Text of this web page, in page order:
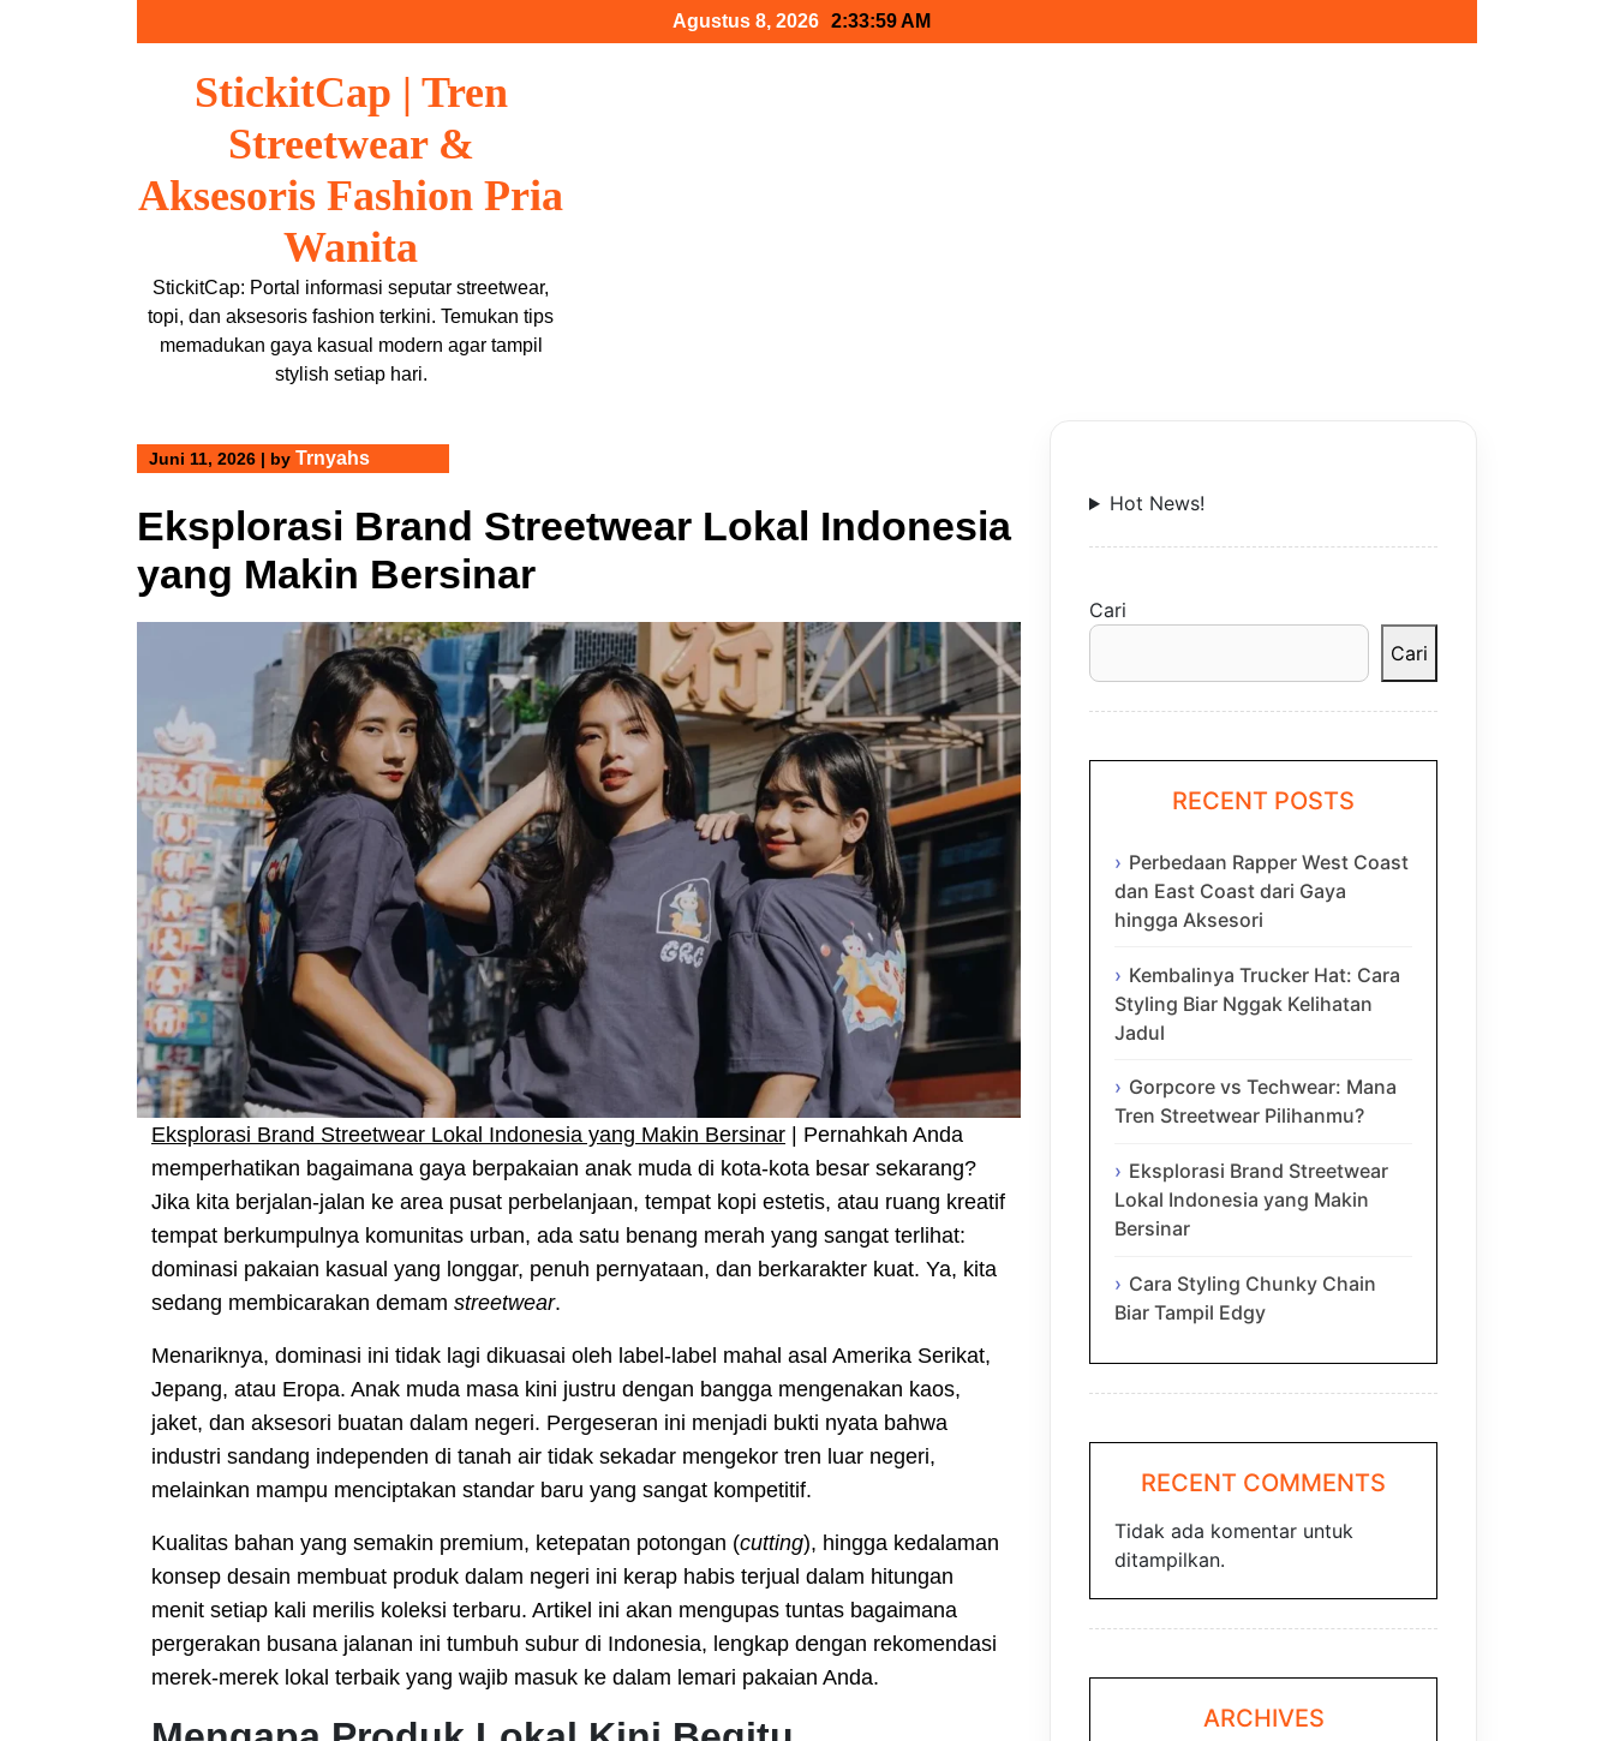
Agustus 8, 2026 2:34:00 AM
StickitCap | Tren
Streetwear &
Aksesoris Fashion Pria
Wanita
StickitCap: Portal informasi seputar streetwear,
topi, dan aksesoris fashion terkini. Temukan tips
memadukan gaya kasual modern agar tampil
stylish setiap hari.
Juni 11, 2026 | by Trnyahs
Eksplorasi Brand Streetwear Lokal Indonesia
yang Makin Bersinar
Eksplorasi Brand Streetwear Lokal Indonesia yang Makin Bersinar | Pernahkah Anda
memperhatikan bagaimana gaya berpakaian anak muda di kota-kota besar sekarang?
Jika kita berjalan-jalan ke area pusat perbelanjaan, tempat kopi estetis, atau ruang kreatif
tempat berkumpulnya komunitas urban, ada satu benang merah yang sangat terlihat:
dominasi pakaian kasual yang longgar, penuh pernyataan, dan berkarakter kuat. Ya, kita
sedang membicarakan demam streetwear.
Menariknya, dominasi ini tidak lagi dikuasai oleh label-label mahal asal Amerika Serikat,
Jepang, atau Eropa. Anak muda masa kini justru dengan bangga mengenakan kaos,
jaket, dan aksesori buatan dalam negeri. Pergeseran ini menjadi bukti nyata bahwa
industri sandang independen di tanah air tidak sekadar mengekor tren luar negeri,
melainkan mampu menciptakan standar baru yang sangat kompetitif.
Kualitas bahan yang semakin premium, ketepatan potongan (cutting), hingga kedalaman
konsep desain membuat produk dalam negeri ini kerap habis terjual dalam hitungan
menit setiap kali merilis koleksi terbaru. Artikel ini akan mengupas tuntas bagaimana
pergerakan busana jalanan ini tumbuh subur di Indonesia, lengkap dengan rekomendasi
merek-merek lokal terbaik yang wajib masuk ke dalam lemari pakaian Anda.
Hot News!
Cari
Cari
RECENT POSTS
Perbedaan Rapper West Coast
dan East Coast dari Gaya
hingga Aksesori
Kembalinya Trucker Hat: Cara
Styling Biar Nggak Kelihatan
Jadul
Gorpcore vs Techwear: Mana
Tren Streetwear Pilihanmu?
Eksplorasi Brand Streetwear
Lokal Indonesia yang Makin
Bersinar
Cara Styling Chunky Chain
Biar Tampil Edgy
RECENT COMMENTS
Tidak ada komentar untuk
ditampilkan.
ARCHIVES